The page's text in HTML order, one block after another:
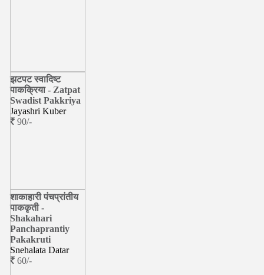
झटपट स्वादिष्ट
पाकक्रिया - Zatpat
Swadist Pakkriya
Jayashri Kuber
90/-
शाकाहारी पंचप्रांतीय
पाककृती -
Shakahari
Panchaprantiy
Pakakruti
Snehalata Datar
60/-